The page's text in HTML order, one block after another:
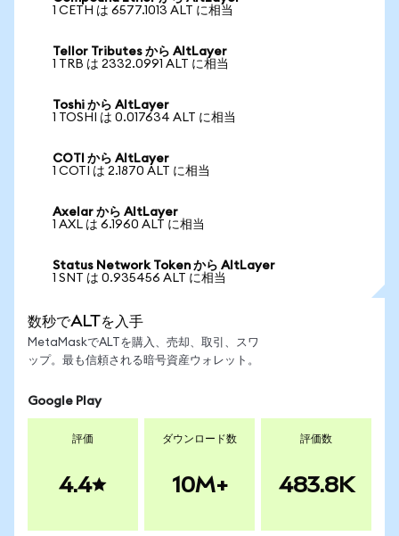
1 CETH は 6577.1013 ALT に相当
Tellor Tributes から AltLayer
1 TRB は 2332.0991 ALT に相当
Toshi から AltLayer
1 TOSHI は 0.017634 ALT に相当
COTI から AltLayer
1 COTI は 2.1870 ALT に相当
Axelar から AltLayer
1 AXL は 6.1960 ALT に相当
Status Network Token から AltLayer
1 SNT は 0.935456 ALT に相当
数秒でALTを入手
MetaMaskでALTを購入、売却、取引、スワ
ップ。最も信頼される暗号資産ウォレット。
Google Play
評価
4.4
ダウンロード数
10M+
評価数
483.8K